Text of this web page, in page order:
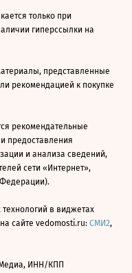
только при
гиперссылки на
представленные
рекомендацией к покупке
рекомендательные
предоставления
и анализа сведений,
сети «Интернет»,
в виджетах
сайте vedomosti.ru: СМИ2,
ИНН/КПП